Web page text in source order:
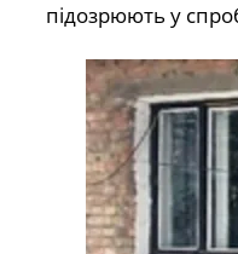
підозрюють у